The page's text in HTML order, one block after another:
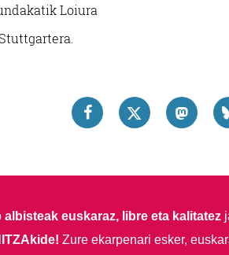
Loiura
albisteak euskaraz, libre eta kalitatez
Zure ekarpenari esker,